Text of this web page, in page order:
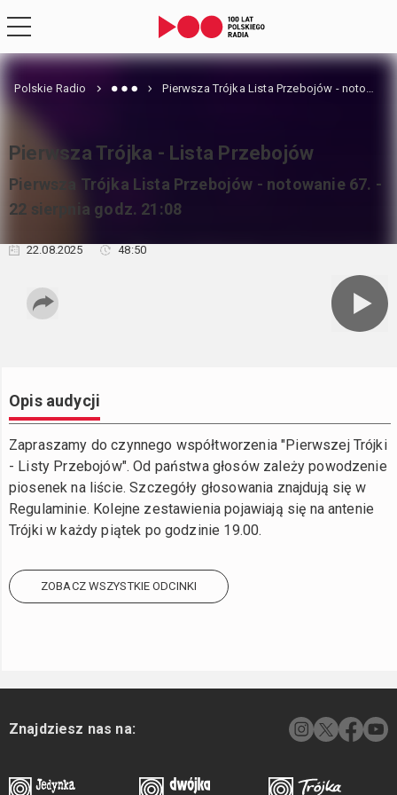
Polskie Radio Pierwsza Trójka Lista Przebojów - notowanie 67. - 22 sierpnia godz. 21:08
Pierwsza Trójka - Lista Przebojów
Pierwsza Trójka Lista Przebojów - notowanie 67. -
22 sierpnia godz. 21:08
22.08.2025 48:50
Opis audycji
Zapraszamy do czynnego współtworzenia "Pierwszej Trójki
- Listy Przebojów". Od państwa głosów zależy powodzenie
piosenek na liście. Szczegóły głosowania znajdują się w
Regulaminie. Kolejne zestawienia pojawiają się na antenie
Trójki w każdy piątek po godzinie 19.00.
ZOBACZ WSZYSTKIE ODCINKI
Znajdziesz nas na: